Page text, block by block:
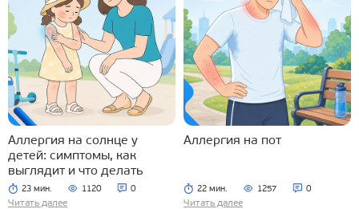
Аллергия на солнце у
детей: симптомы, как
выглядит и что делать
23 мин. 1120 0
Читать далее
Аллергия на пот
22 мин. 1257 0
Читать далее